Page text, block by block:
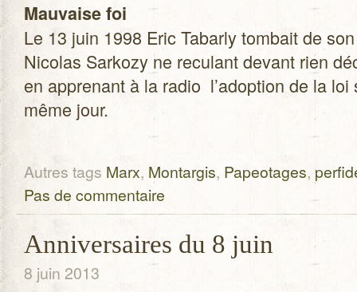
Mau­vaise foi
Le 13 juin 1998 Eric Tabarly tom­bait de
Nico­las Sar­kozy ne recu­lant devant rien
en appre­nant à la radio l’adoption de la
même jour.
Autres tags Marx, Montargis, Papeotages,
Pas de commentaire
Anniversaires du 8 juin
8 juin 2013